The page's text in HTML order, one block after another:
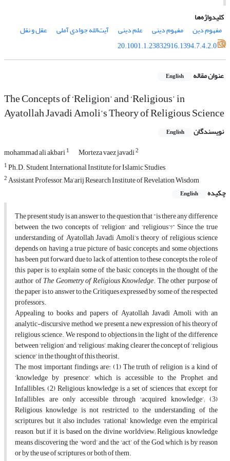
کلیدواژه‌ها
مفهوم دین
مفهوم دینی علم دینی آیت‌الله جوادی آملی
عقل و نقل
20.1001.1.23832916.1394.7.4.2.0
عنوان مقاله English
The Concepts of ‘Religion’ and ‘Religious’ in
Ayatollah Javadi Amoli’s Theory of Religious Science
نویسندگان English
mohammad ali akbari1 Morteza vaez javadi2
1Ph.D. Student, International Institute for Islamic Studies
2Assistant Professor, Ma’arij Research Institute of Revelation Wisdom
چکیده
English
The present study is an answer to the question that “is there any difference
between the two concepts of ‘religion’ and ‘religious’?” Since the true
understanding of Ayatollah Javadi Amoli’s theory of religious science
depends on having a true picture of basic concepts, and some objections
has been put forward due to lack of attention to these concepts, the role of
this paper is to explain some of the basic concepts in the thought of the
author ofThe Geometry of Religious Knowledge. The other purpose of
the paper is to answer to the Critiques expressed by some of the respected
professors.
Appealing to books and papers of Ayatollah Javadi Amoli, with an
analytic-discursive method, we present a new expression of his theory of
religious science. We respond to objections in the light of the difference
between ‘religion’ and ‘religious’, making clearer the concept of ‘religious
science’ in the thought of this theorist.
The most important findings are: (1) The truth of religion is a kind of
‘knowledge by presence’, which is accessible to the Prophet and
Infallibles; (2) Religious knowledge is a set of sciences that, except for
Infallibles, are only accessible through ‘acquired knowledge’; (3)
Religious knowledge is not restricted to the understanding of the
scriptures, but it also includes ‘rational’ knowledge, even the empirical
reason, but if it is based on the divine worldview; Religious knowledge
means discovering the ‘word’ and the ‘act’ of the God, which is by reason
or by the use of scriptures, or both of them.